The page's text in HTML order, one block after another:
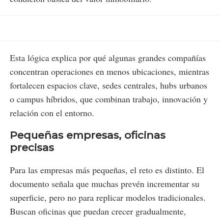
Esta lógica explica por qué algunas grandes compañías
concentran operaciones en menos ubicaciones, mientras
fortalecen espacios clave, sedes centrales, hubs urbanos
o campus híbridos, que combinan trabajo, innovación y
relación con el entorno.
Pequeñas empresas, oficinas
precisas
Para las empresas más pequeñas, el reto es distinto. El
documento señala que muchas prevén incrementar su
superficie, pero no para replicar modelos tradicionales.
Buscan oficinas que puedan crecer gradualmente,